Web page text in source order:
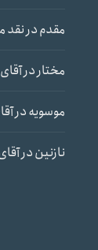
مقدمدرنقد
مختاردر
موسویهدر
نازنیندر